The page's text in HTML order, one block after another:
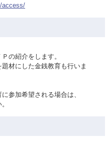
access/
の紹介をします。
材にした金銭教育も行いま
参加希望される場合は、